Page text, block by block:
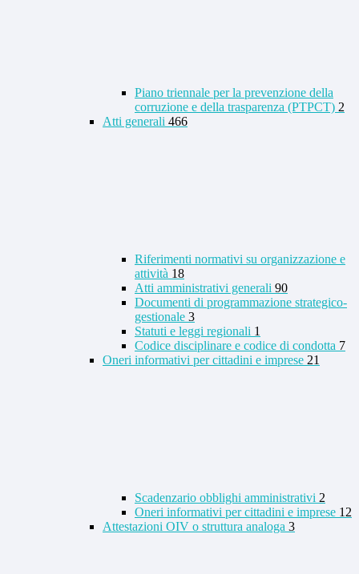
Piano triennale per la prevenzione della
corruzione e della trasparenza (PTPCT) 2
Atti generali 466
Riferimenti normativi su organizzazione e
attività 18
Atti amministrativi generali 90
Documenti di programmazione strategico-
gestionale 3
Statuti e leggi regionali 1
Codice disciplinare e codice di condotta 7
Oneri informativi per cittadini e imprese 21
Scadenzario obblighi amministrativi 2
Oneri informativi per cittadini e imprese 12
Attestazioni OIV o struttura analoga 3